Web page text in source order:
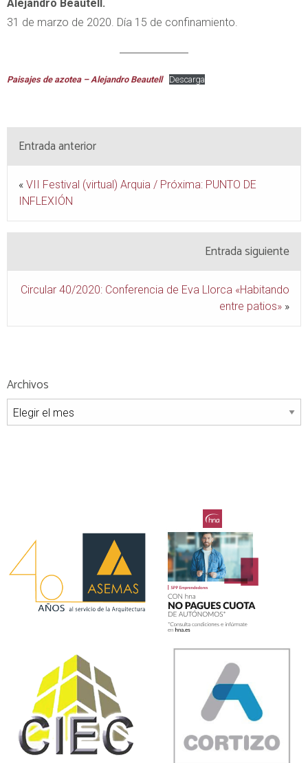
Alejandro Beautell.
31 de marzo de 2020. Día 15 de confinamiento.
Paisajes de azotea – Alejandro Beautell Descarga
Entrada anterior
« VII Festival (virtual) Arquia / Próxima: PUNTO DE
INFLEXIÓN
Entrada siguiente
Circular 40/2020: Conferencia de Eva Llorca «Habitando
entre patios» »
Archivos
Archivos